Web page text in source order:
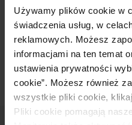
Używamy plików cookie w
świadczenia usług, w
reklamowych. Możesz
informacjami na ten temat
ustawienia prywatności
cookie”. Możesz również
wszystkie pliki cookie,
Pliki cookie pomagają
Skład
Opinie